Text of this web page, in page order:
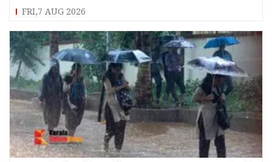
FRI,7 AUG 2026